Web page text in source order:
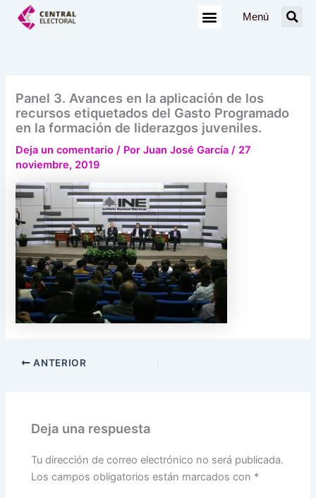
Menú
Panel 3. Avances en la aplicación de los
recursos etiquetados del Gasto Programado
en la formación de liderazgos juveniles.
Deja un comentario / PorJuan José García/ 27
noviembre, 2019
ANTERIOR
Deja una respuesta
Tu dirección de correo electrónico no será publicada.
Los campos obligatorios están marcados con *